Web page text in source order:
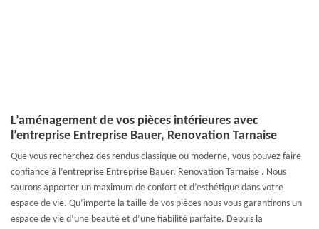
L’aménagement de vos pièces intérieures avec
l’entreprise Entreprise Bauer, Renovation Tarnaise
Que vous recherchez des rendus classique ou moderne, vous pouvez faire
confiance à l’entreprise Entreprise Bauer, Renovation Tarnaise . Nous
saurons apporter un maximum de confort et d’esthétique dans votre
espace de vie. Qu’importe la taille de vos pièces nous vous garantirons un
espace de vie d’une beauté et d’une fiabilité parfaite. Depuis la